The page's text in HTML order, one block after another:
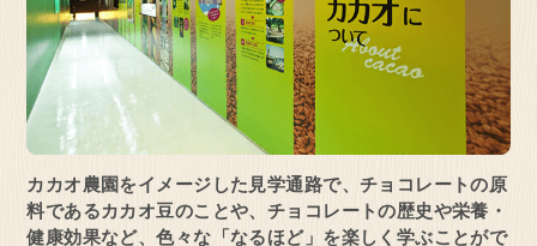
茨城県 守谷市
オンライン
明治なるほどファクトリー
見学予約・お問い合わせ
カカオ農園をイメージした見学通路で、 チョコレートの原
料であるカカオ豆のことや、チョコレートの歴史や栄養・
健康効果など、色々な「なるほど」を楽しく学ぶことがで